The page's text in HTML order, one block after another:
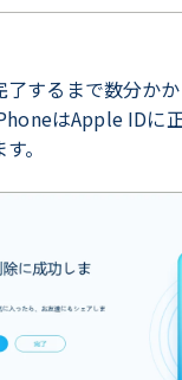
了するまで数分か
はApple IDに
。